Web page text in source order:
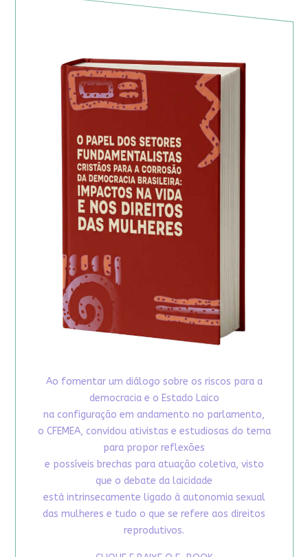
Ao fomentar um diálogo sobre os riscos para a
democracia e o Estado Laico
na configuração em andamento no parlamento,
o CFEMEA, convidou ativistas e estudiosas do tema
para propor reflexões
e possíveis brechas para atuação coletiva, visto
que o debate da laicidade
está intrinsecamente ligado à autonomia sexual
das mulheres e tudo o que se refere aos direitos
reprodutivos.